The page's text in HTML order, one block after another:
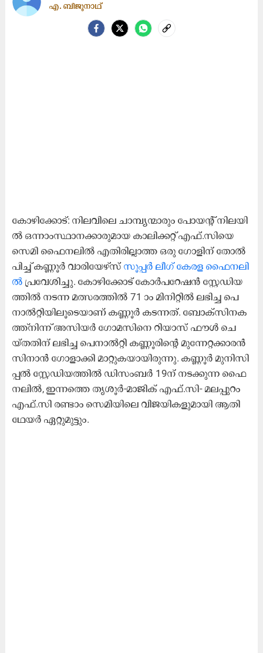
എ. ബിജുനാഥ്​
കോ​ഴി​ക്കോ​ട്: നി​ല​വി​ലെ ചാ​മ്പ്യ​ന്മാ​രും പോ​യ​ന്റ് നി​ല​യി​
ൽ ഒ​ന്നാം​സ്ഥാ​ന​ക്കാ​രു​മാ​യ കാ​ലി​ക്ക​റ്റ് എ​ഫ്.​സി​യെ
സെ​മി ഫൈ​ന​ലി​ൽ എ​തി​രി​ല്ലാ​ത്ത ഒ​രു ഗോ​ളി​ന് തോ​ൽ​
പി​ച്ച് ക​ണ്ണൂ​ർ വാ​രി​യേ​ഴ്സ് സൂ​പ്പ​ർ ലീ​ഗ് കേ​ര​ള ​ഫൈ​ന​ലി​
ൽ പ്ര​വേ​ശി​ച്ചു. കോ​ഴി​ക്കോ​ട് കോ​ർ​പ​റേ​ഷ​ൻ സ്റ്റേ​ഡി​യ​
ത്തി​ൽ ന​ട​ന്ന മ​ത്സ​ര​ത്തി​ൽ 71 ാം മി​നി​റ്റി​ൽ ല​ഭി​ച്ച പെ​
നാ​ൽ​റ്റി​യി​ലൂ​ടെ​യാ​ണ് ക​ണ്ണൂ​ർ ക​ട​ന്ന​ത്. ബോ​ക്‌​സി​ന​ക​
ത്ത്നി​ന്ന് അ​സി​യ​ര്‍ ഗോ​മ​സി​നെ റി​യാ​സ് ഫൗ​ള്‍ ചെ​
യ്ത​തി​ന് ല​ഭി​ച്ച പെ​നാ​ല്‍റ്റി ക​ണ്ണൂ​രി​ന്റെ മു​ന്നേ​റ്റ​ക്കാ​ര​ൻ
സി​നാ​ന്‍ ഗോ​ളാ​ക്കി മാ​റ്റു​ക​യാ​യി​രു​ന്നു. ക​ണ്ണൂ​ര്‍ മു​നി​സി​
പ്പ​ല്‍ സ്റ്റേ​ഡി​യ​ത്തി​ല്‍ ഡി​സം​ബ​ര്‍ 19ന് ​ന​ട​ക്കു​ന്ന ഫൈ​
ന​ലി​ല്‍, ഇ​ന്ന​ത്തെ തൃ​ശൂ​ർ-​മാ​ജി​ക് എ​ഫ്.​സി- മ​ല​പ്പു​റം
എ​ഫ്‌.​സി ര​ണ്ടാം സെ​മി​യി​ലെ വി​ജ​യി​ക​ളു​മാ​യി ആ​തി​
ഥേ​യ​ർ ഏ​റ്റു​മു​ട്ടും.